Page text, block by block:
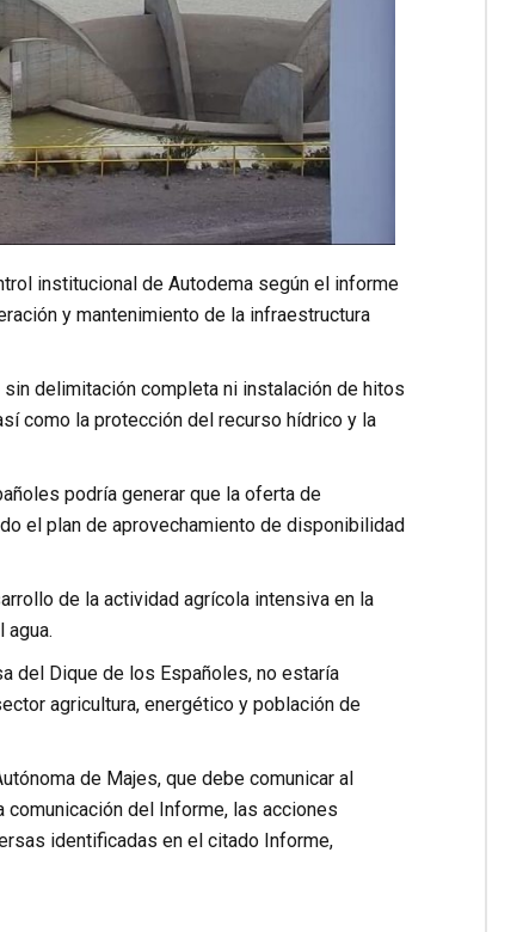
institucional de Autodema según el informe
y mantenimiento de la infraestructura
delimitación completa ni instalación de hitos
como la protección del recurso hídrico y la
podría generar que la oferta de
el plan de aprovechamiento de disponibilidad
de la actividad agrícola intensiva en la
agua.
del Dique de los Españoles, no estaría
agricultura, energético y población de
de Majes, que debe comunicar al
del Informe, las acciones
identificadas en el citado Informe,